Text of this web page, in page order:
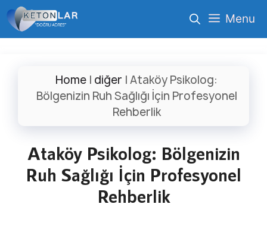
İçeriğe
atla
Menu
Home | diğer | Ataköy Psikolog:
Bölgenizin Ruh Sağlığı İçin Profesyonel
Rehberlik
Ataköy Psikolog: Bölgenizin
Ruh Sağlığı İçin Profesyonel
Rehberlik